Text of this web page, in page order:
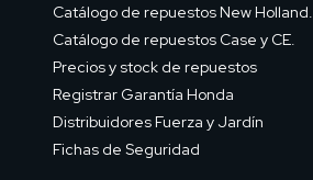
Catálogo de repuestos New Holland.
Catálogo de repuestos Case y CE.
Precios y stock de repuestos
Registrar Garantía Honda
Distribuidores Fuerza y Jardín
Fichas de Seguridad